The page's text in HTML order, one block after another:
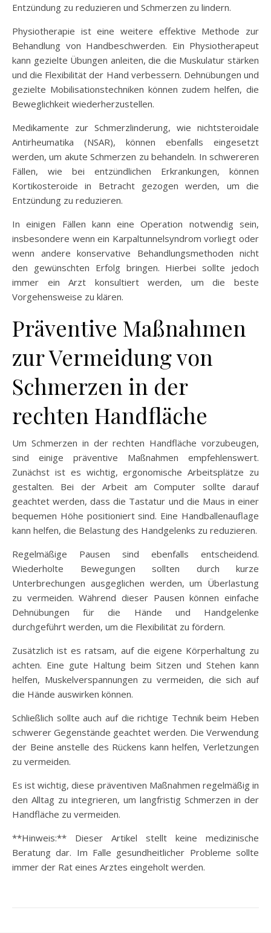
Entzündung zu reduzieren und Schmerzen zu lindern.
Physiotherapie ist eine weitere effektive Methode zur
Behandlung von Handbeschwerden. Ein Physiotherapeut
kann gezielte Übungen anleiten, die die Muskulatur stärken
und die Flexibilität der Hand verbessern. Dehnübungen und
gezielte Mobilisationstechniken können zudem helfen, die
Beweglichkeit wiederherzustellen.
Medikamente zur Schmerzlinderung, wie nichtsteroidale
Antirheumatika (NSAR), können ebenfalls eingesetzt
werden, um akute Schmerzen zu behandeln. In schwereren
Fällen, wie bei entzündlichen Erkrankungen, können
Kortikosteroide in Betracht gezogen werden, um die
Entzündung zu reduzieren.
In einigen Fällen kann eine Operation notwendig sein,
insbesondere wenn ein Karpaltunnelsyndrom vorliegt oder
wenn andere konservative Behandlungsmethoden nicht
den gewünschten Erfolg bringen. Hierbei sollte jedoch
immer ein Arzt konsultiert werden, um die beste
Vorgehensweise zu klären.
Präventive Maßnahmen
zur Vermeidung von
Schmerzen in der
rechten Handfläche
Um Schmerzen in der rechten Handfläche vorzubeugen,
sind einige präventive Maßnahmen empfehlenswert.
Zunächst ist es wichtig, ergonomische Arbeitsplätze zu
gestalten. Bei der Arbeit am Computer sollte darauf
geachtet werden, dass die Tastatur und die Maus in einer
bequemen Höhe positioniert sind. Eine Handballenauflage
kann helfen, die Belastung des Handgelenks zu reduzieren.
Regelmäßige Pausen sind ebenfalls entscheidend.
Wiederholte Bewegungen sollten durch kurze
Unterbrechungen ausgeglichen werden, um Überlastung
zu vermeiden. Während dieser Pausen können einfache
Dehnübungen für die Hände und Handgelenke
durchgeführt werden, um die Flexibilität zu fördern.
Zusätzlich ist es ratsam, auf die eigene Körperhaltung zu
achten. Eine gute Haltung beim Sitzen und Stehen kann
helfen, Muskelverspannungen zu vermeiden, die sich auf
die Hände auswirken können.
Schließlich sollte auch auf die richtige Technik beim Heben
schwerer Gegenstände geachtet werden. Die Verwendung
der Beine anstelle des Rückens kann helfen, Verletzungen
zu vermeiden.
Es ist wichtig, diese präventiven Maßnahmen regelmäßig in
den Alltag zu integrieren, um langfristig Schmerzen in der
Handfläche zu vermeiden.
**Hinweis:** Dieser Artikel stellt keine medizinische
Beratung dar. Im Falle gesundheitlicher Probleme sollte
immer der Rat eines Arztes eingeholt werden.